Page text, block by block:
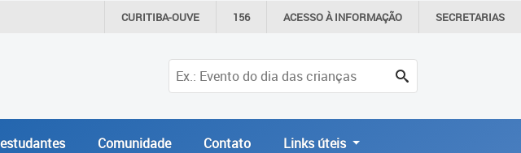
CURITIBA-OUVE 156 ACESSO ÀINFORMAÇÃO SECRETARIAS
Comunidade Contato Links úteis